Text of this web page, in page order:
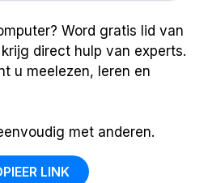
Word gratis lid van
direct hulp van experts.
u meelezen, leren en
met anderen.
LINK